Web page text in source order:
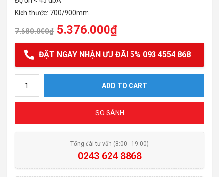
Kích thước: 700/900mm
7.680.000₫ 5.376.000₫
ĐẶT NGAY NHẬN ƯU ĐÃI 5% 093 4554 868
ADD TO CART
SO SÁNH
Tổng đài tư vấn (8:00 - 19:00)
0243 624 8868